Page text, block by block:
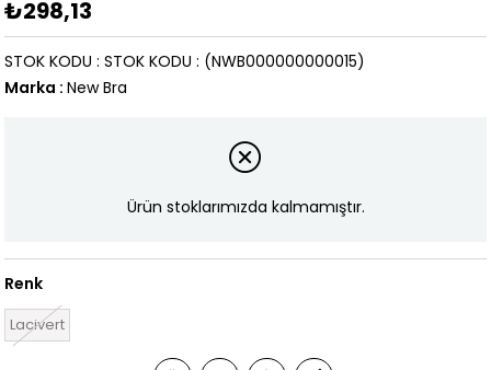
₺298,13
(NWB000000000015)
STOK KODU
STOK KODU
Marka : New Bra
Ürün stoklarımızda kalmamıştır.
Renk
Lacivert